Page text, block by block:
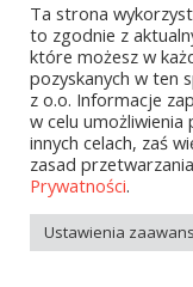
Ta strona
to zgodnie z
które możesz w
pozyskanych w ten
z o.o. Informacje
w celu umożliwienia
innych celach, zaś
zasad
Prywatności.
Ustawienia